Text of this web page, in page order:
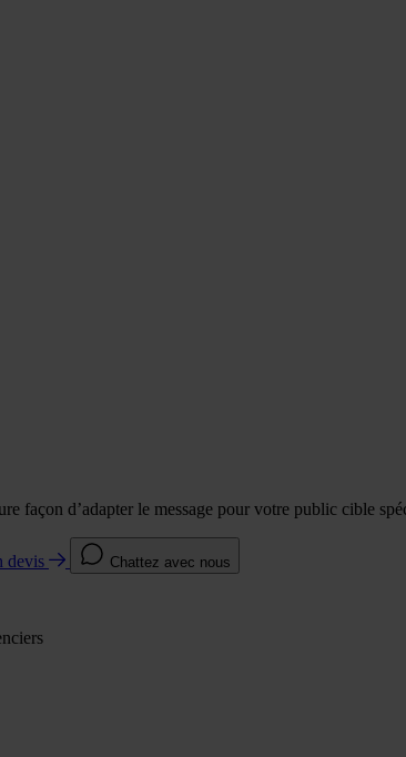
façon d’adapter le message pour votre public cible
devis Chattez avec nous